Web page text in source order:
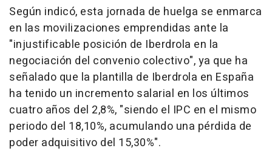
Según indicó, esta jornada de huelga se enmarca
en las movilizaciones emprendidas ante la
"injustificable posición de Iberdrola en la
negociación del convenio colectivo", ya que ha
señalado que la plantilla de Iberdrola en España
ha tenido un incremento salarial en los últimos
cuatro años del 2,8%, "siendo el IPC en el mismo
periodo del 18,10%, acumulando una pérdida de
poder adquisitivo del 15,30%".